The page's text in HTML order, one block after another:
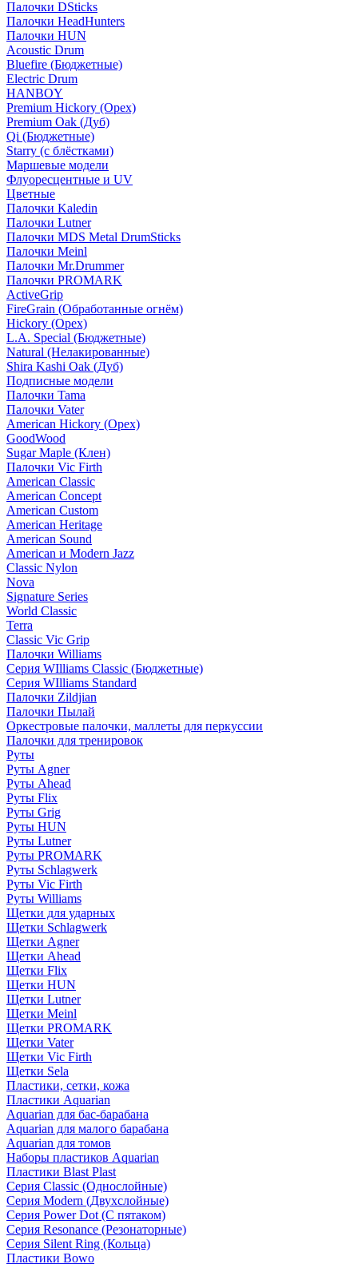
Палочки DSticks
Палочки HeadHunters
Палочки HUN
Acoustic Drum
Bluefire (Бюджетные)
Electric Drum
HANBOY
Premium Hickory (Орех)
Premium Oak (Дуб)
Qi (Бюджетные)
Starry (с блёстками)
Маршевые модели
Флуоресцентные и UV
Цветные
Палочки Kaledin
Палочки Lutner
Палочки MDS Metal DrumSticks
Палочки Meinl
Палочки Mr.Drummer
Палочки PROMARK
ActiveGrip
FireGrain (Обработанные огнём)
Hickory (Орех)
L.A. Special (Бюджетные)
Natural (Нелакированные)
Shira Kashi Oak (Дуб)
Подписные модели
Палочки Tama
Палочки Vater
American Hickory (Орех)
GoodWood
Sugar Maple (Клен)
Палочки Vic Firth
American Classic
American Concept
American Custom
American Heritage
American Sound
American и Modern Jazz
Classic Nylon
Nova
Signature Series
World Classic
Terra
Classic Vic Grip
Палочки Williams
Серия WIlliams Classic (Бюджетные)
Серия WIlliams Standard
Палочки Zildjian
Палочки Пылай
Оркестровые палочки, маллеты для перкуссии
Палочки для тренировок
Руты
Руты Agner
Руты Ahead
Руты Flix
Руты Grig
Руты HUN
Руты Lutner
Руты PROMARK
Руты Schlagwerk
Руты Vic Firth
Руты Williams
Щетки для ударных
Щетки Schlagwerk
Щетки Agner
Щетки Ahead
Щетки Flix
Щетки HUN
Щетки Lutner
Щетки Meinl
Щетки PROMARK
Щетки Vater
Щетки Vic Firth
Щетки Sela
Пластики, сетки, кожа
Пластики Aquarian
Aquarian для бас-барабана
Aquarian для малого барабана
Aquarian для томов
Наборы пластиков Aquarian
Пластики Blast Plast
Серия Classic (Однослойные)
Серия Modern (Двухслойные)
Серия Power Dot (С пятаком)
Серия Resonance (Резонаторные)
Серия Silent Ring (Кольца)
Пластики Bowo